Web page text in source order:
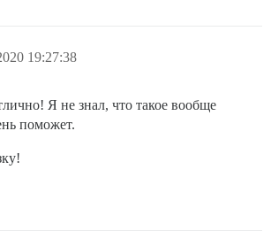
19:27:38
Я не знал, что такое вообще
поможет.